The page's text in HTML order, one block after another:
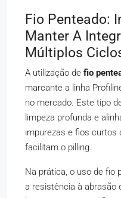
Fio Penteado:
Manter A
Múltiplos
A utilização de fio
marcante a linha
no mercado. Este tipo
limpeza profunda e
impurezas e fios curtos
facilitam o pilling.
Na prática, o uso de fio
a resistência à abrasão